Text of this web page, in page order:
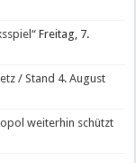
Freitag, 7.
/ Stand 4. August
weiterhin schützt